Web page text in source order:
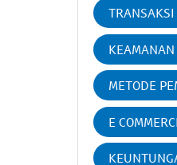
METODE
E